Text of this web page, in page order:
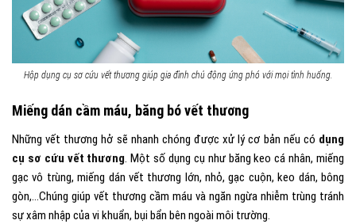
Hộp dụng cụ sơ cứu vết thương giúp gia đình chủ động ứng phó với mọi tình huống.
Miếng dán cầm máu, băng bó vết thương
Những vết thương hở sẽ nhanh chóng được xử lý cơ bản nếu có dụng
cụ sơ cứu vết thương. Một số dụng cụ như băng keo cá nhân, miếng
gạc vô trùng, miếng dán vết thương lớn, nhỏ, gạc cuộn, keo dán, bông
gòn,…Chúng giúp vết thương cầm máu và ngăn ngừa nhiễm trùng tránh
sự xâm nhập của vi khuẩn, bụi bẩn bên ngoài môi trường.